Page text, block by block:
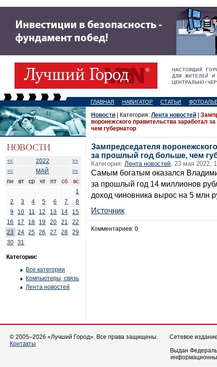
ГЛАВНАЯ НАВИГАТОР СТАТЬИ
<< 2022
>>
<<
МАЙ >>
пн вт ср чт пт сб
вс
1
2
3 4 5 6 7
8
9
10 11 12 13 14
15
16
17 18 19 20 21
22
23
24 25 26 27 28
29
30
31
Категории:
Все категории
Компьютеры, связь
Лента новостей
Новости | Категория: Лента новостей
воронежского правительства заработал
чем губернатор
Зампредседателя
за прошлый год больше, чем
Категория: Лента новостей, 23 мая 2022,
Самым богатым оказался
за прошлый год 14 миллионов
доход чиновника вырос на 5 млн
Источник
Комментариев: 0
© 2005–2026 «Лучший Город». Все права защищены.
Контакты
Сетевое
Выдан